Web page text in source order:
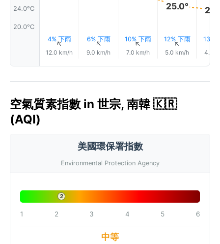
24.0°C
20.0°C
4% 下雨
↑
12.0 km/h
6% 下雨
↑
9.0 km/h
10% 下雨
↑
7.0 km/h
25.0°
12% 下雨
↑
5.0 km/h
13%
4.0
空氣質素指數 in 世宗, 南韓 🇰🇷
(AQI)
美國環保署指數
Environmental Protection Agency
2
1 2 3 4 5 6
中等